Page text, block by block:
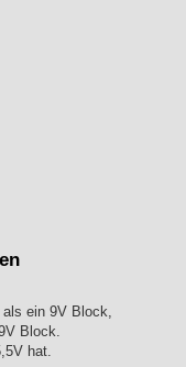
als ein 9V Block,
Block.
hat.